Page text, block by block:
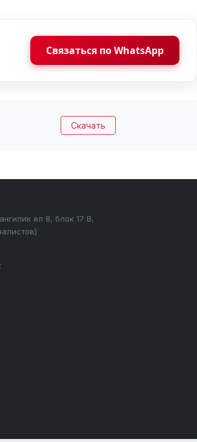
Связаться по WhatsApp
Скачать
ел 8, блок 17 В,